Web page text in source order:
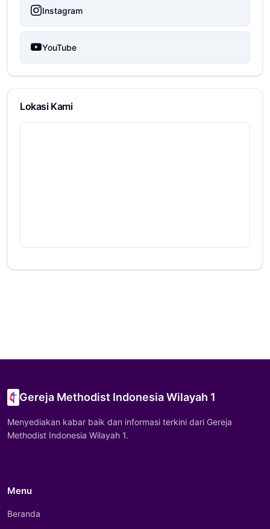
Instagram
YouTube
Lokasi Kami
Gereja Methodist Indonesia Wilayah 1
Menyediakan kabar baik dan informasi terkini dari Gereja
Methodist Indonesia Wilayah 1.
Menu
Beranda